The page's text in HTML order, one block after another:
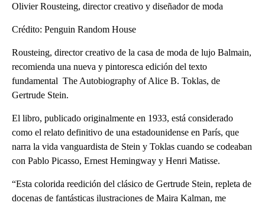
Olivier Rousteing, director creativo y diseñador de moda
Crédito: Penguin Random House
Rousteing, director creativo de la casa de moda de lujo Balmain,
recomienda una nueva y pintoresca edición del texto
fundamental The Autobiography of Alice B. Toklas, de
Gertrude Stein.
El libro, publicado originalmente en 1933, está considerado
como el relato definitivo de una estadounidense en París, que
narra la vida vanguardista de Stein y Toklas cuando se codeaban
con Pablo Picasso, Ernest Hemingway y Henri Matisse.
“Esta colorida reedición del clásico de Gertrude Stein, repleta de
docenas de fantásticas ilustraciones de Maira Kalman, me